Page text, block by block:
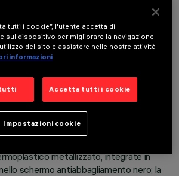
07/08/2026
ad incasso con sorgenti LED. Vano
di acciaio sagomata con faldina
permette di indirizzare l’emissione con
metallizzato, integrate in
schermo antiabbagliamento nero; la
tutti i cookie”, l'utente accetta di
sul dispositivo per migliorare la navigazione
del sito e assistere nelle nostre attività
informazioni
Accetta tutti i cookie
Impostazioni cookie